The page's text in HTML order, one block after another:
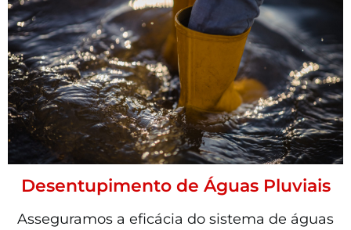
Desentupimento de Águas Pluviais
Asseguramos a eficácia do sistema de águas